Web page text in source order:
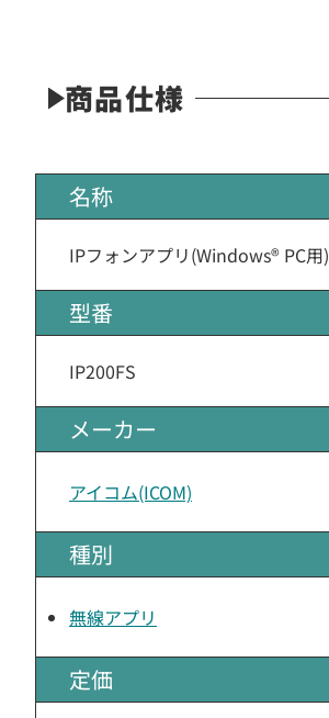
商品仕様
名称
IPフォンアプリ(Windows® PC用)
型番
IP200FS
メーカー
アイコム(ICOM)
種別
無線アプリ
定価